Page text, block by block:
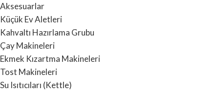
Aksesuarlar
Küçük Ev Aletleri
Kahvaltı Hazırlama Grubu
Çay Makineleri
Ekmek Kızartma Makineleri
Tost Makineleri
Su Isıtıcıları (Kettle)